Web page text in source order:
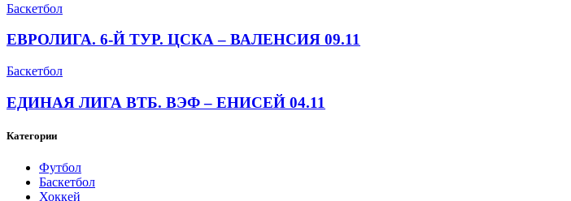
Баскетбол
ЕВРОЛИГА. 6-Й ТУР. ЦСКА – ВАЛЕНСИЯ 09.11
Баскетбол
ЕДИНАЯ ЛИГА ВТБ. ВЭФ – ЕНИСЕЙ 04.11
Категории
Футбол
Баскетбол
Хоккей